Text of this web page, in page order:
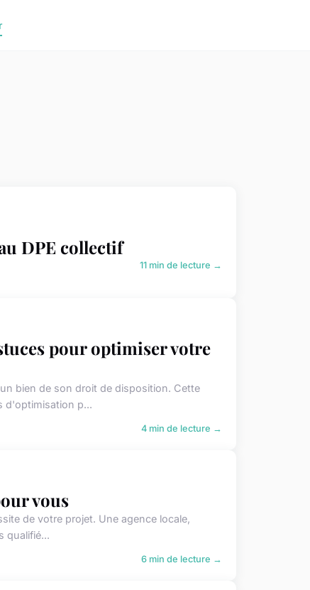
DPE collectif
11 min de lecture →
pour optimiser votre
bien de son droit de disposition. Cette
d'optimisation p...
4 min de lecture →
vous
de votre projet. Une agence locale,
qualifié...
6 min de lecture →